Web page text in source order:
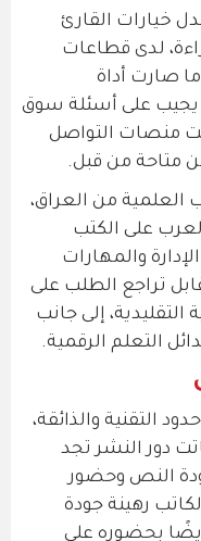
خيارات القارئ
لدى قطاعات
صارت أداة
يجيب على أسئلة سوق
منصات التواصل
متاحة من قبل.
العلمية من العراق،
العرب على الكتب
والمهارات
تراجع الطلب على
التقليدية، إلى جانب
التعلم الرقمية.
التقنية والذائقة،
دور النشر تجد
النص وحضور
رهينة جودة
بحضوره على